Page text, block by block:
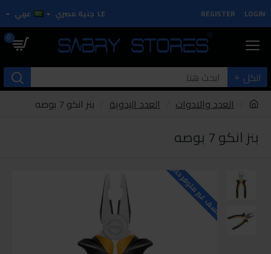
LOGIN
REGISTER
LE جنية مصري عربي
0
الكل
العدد والادوات
العدد اليدوية بنز انكو 7 بوصه
بنز انكو 7 بوصه
للاسف غير متوفر حاليا